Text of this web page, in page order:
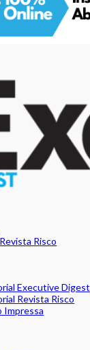
Risco
Executive Digest
Revista Risco
Impressa